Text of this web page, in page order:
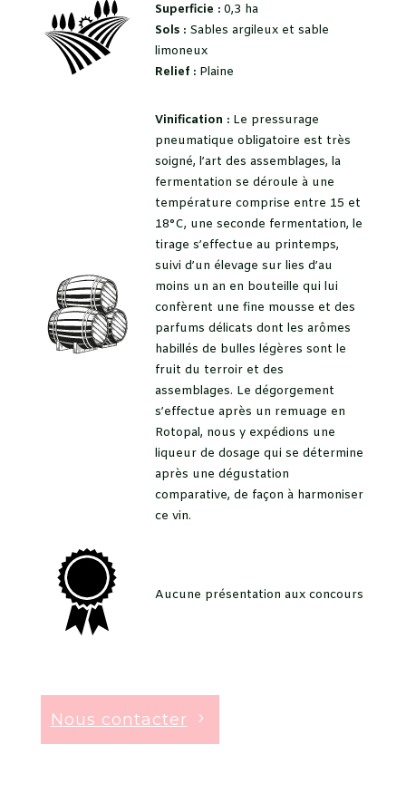
Superficie :0,3 ha
Sols :Sables argileux et sable
limoneux
Relief :Plaine
Vinification :Le pressurage
pneumatique obligatoire est très
soigné, l’art des assemblages, la
fermentation se déroule à une
température comprise entre 15 et
18°C, une seconde fermentation, le
tirage s’effectue au printemps,
suivi d’un élevage sur lies d’au
moins un an en bouteille qui lui
confèrent une fine mousse et des
parfums délicats dont les arômes
habillés de bulles légères sont le
fruit du terroir et des
assemblages. Le dégorgement
s’effectue après un remuage en
Rotopal, nous y expédions une
liqueur de dosage qui se détermine
après une dégustation
comparative, de façon à harmoniser
ce vin.
Aucune présentation aux concours
Nous contacter